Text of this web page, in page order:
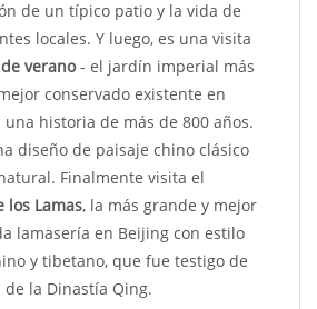
de un típico patio y la vida de
locales. Y luego, es una visita
verano- el jardín imperial más
conservado existente en
una historia de más de 800 años.
diseño de paisaje chino clásico
Finalmente visita el
los Lamas, la más grande y mejor
lamasería en Beijing con estilo
y tibetano, que fue testigo de
la Dinastía Qing.